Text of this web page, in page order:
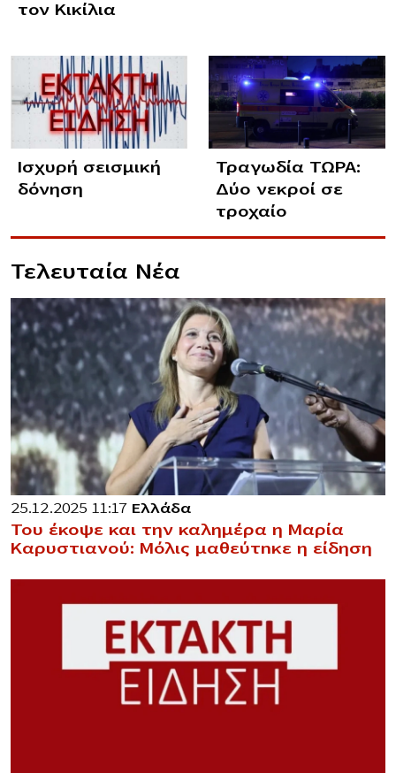
τον Κικίλια
Ισχυρή σεισμική
δόνηση
Τραγωδία ΤΩΡΑ:
Δύο νεκροί σε
τροχαίο
Τελευταία Νέα
25.12.2025 11:17 Ελλάδα
Του έκοψε και την καλημέρα η Μαρία
Καρυστιανού: Μόλις μαθεύτnκε η είδηση